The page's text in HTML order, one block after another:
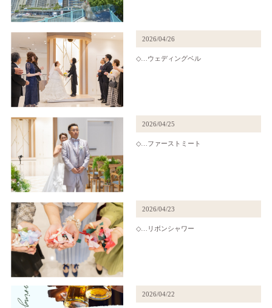
2026/04/26
◇…ウェディングベル
2026/04/25
◇…ファーストミート
2026/04/23
◇…リボンシャワー
2026/04/22